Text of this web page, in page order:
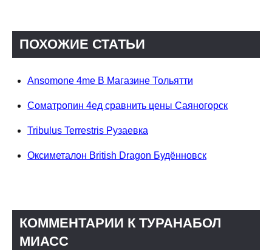
ПОХОЖИЕ СТАТЬИ
Ansomone 4me В Магазине Тольятти
Cоматропин 4ед сравнить цены Саяногорск
Tribulus Terrestris Рузаевка
Оксиметалон British Dragon Будённовск
КОММЕНТАРИИ К ТУРАНАБОЛ
МИАСС